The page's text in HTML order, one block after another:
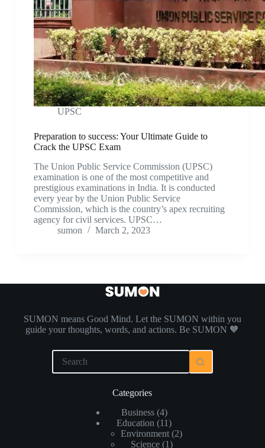
UPSC
Preparation to success: Your Ultimate Guide to
Crack the UPSC Exam
The Union Public Service Commission (UPSC)
examination is one of the most competitive and
prestigious examinations in India. It is conducted
every year by the Union Public Service
Commission, which is the country’s apex recruiting
agency for civil services. UPSC…
sumon
March 2, 2023
SUMON means Good Mind. Let the SUMON within you
guide your thoughts, words, and actions. Be SUMON 🧡
Categories
Business(4)
Education (11)
Environment (2)
Science(1)